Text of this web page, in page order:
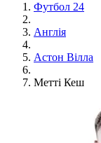
Футбол 24
Англія
Астон Вілла
Метті Кеш